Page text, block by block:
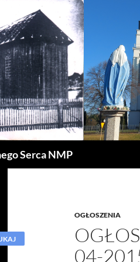
Serca NMP
OGŁOSZENIA
04-